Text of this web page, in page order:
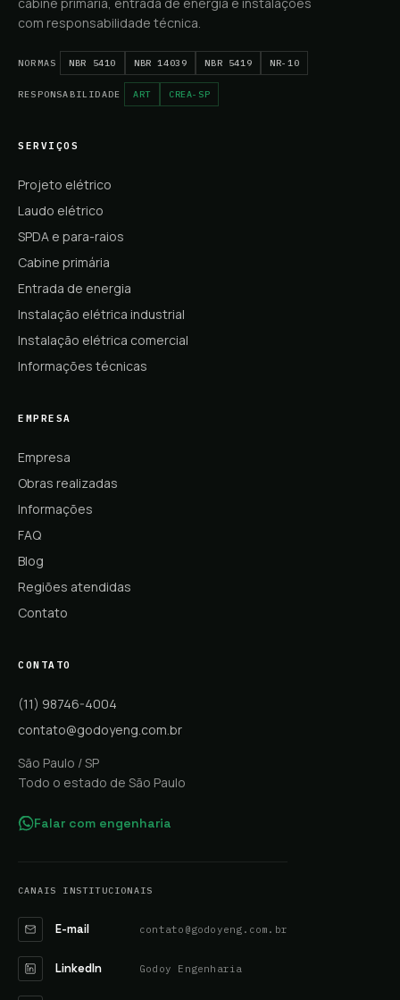
cabine primária, entrada de energia e instalações
com responsabilidade técnica.
NORMAS NBR 5410 NBR 14039 NBR 5419 NR-10
RESPONSABILIDADE ART CREA-SP
SERVIÇOS
Projeto elétrico
Laudo elétrico
SPDA e para-raios
Cabine primária
Entrada de energia
Instalação elétrica industrial
Instalação elétrica comercial
Informações técnicas
EMPRESA
Empresa
Obras realizadas
Informações
FAQ
Blog
Regiões atendidas
Contato
CONTATO
(11) 98746-4004
contato@godoyeng.com.br
São Paulo / SP
Todo o estado de São Paulo
Falar com engenharia
CANAIS INSTITUCIONAIS
E-mail contato@godoyeng.com.br
LinkedIn Godoy Engenharia